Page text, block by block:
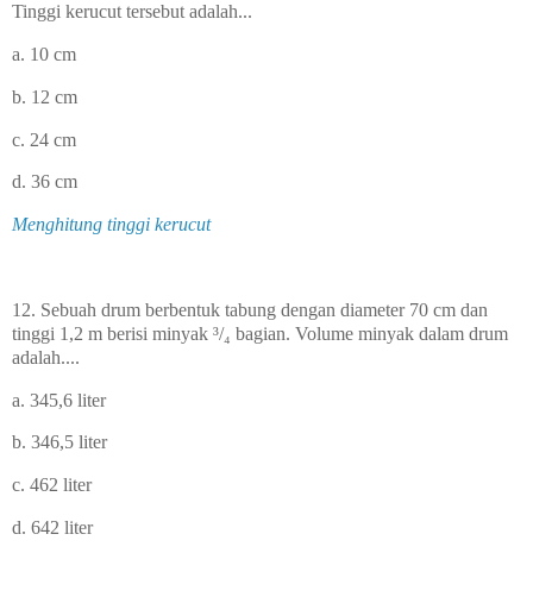
Tinggi kerucut tersebut adalah...
a. 10 cm
b. 12 cm
c. 24 cm
d. 36 cm
Menghitung tinggi kerucut
12. Sebuah drum berbentuk tabung dengan diameter 70 cm dan
tinggi 1,2 m berisi minyak ³/₄ bagian. Volume minyak dalam drum
adalah....
a. 345,6 liter
b. 346,5 liter
c. 462 liter
d. 642 liter